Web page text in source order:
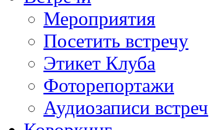
Мероприятия
Посетить встречу
Этикет Клуба
Фоторепортажи
Аудиозаписи встреч